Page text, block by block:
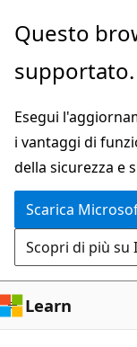
Ignora
passa
contenuto
principale
Questo
supportato.
Esegui
i vantaggi di
della sicurezza e
Scarica
Scopri di più su
Learn